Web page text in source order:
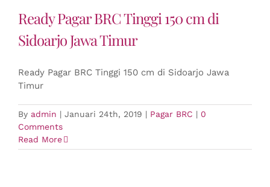
Ready Pagar BRC Tinggi 150 cm di
Sidoarjo Jawa Timur
Ready Pagar BRC Tinggi 150 cm di Sidoarjo Jawa
Timur
By admin | Januari 24th, 2019 | Pagar BRC | 0
Comments
Read More